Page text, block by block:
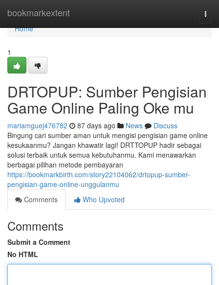
bookmarkextent
Home
Home
1
DRTOPUP: Sumber Pengisian
Game Online Paling Oke mu
mariamguej476782 87 days ago News
Discuss
Bingung cari sumber aman untuk mengisi pengisian game online
kesukaanmu? Jangan khawatir lagi! DRTTOPUP hadir sebagai
solusi terbaik untuk semua kebutuhanmu. Kami menawarkan
berbagai pilihan metode pembayaran
https://bookmarkbirth.com/story22104062/drtopup-sumber-
pengisian-game-online-unggulanmu
Comments
Who Upvoted
Comments
Submit a Comment
No HTML